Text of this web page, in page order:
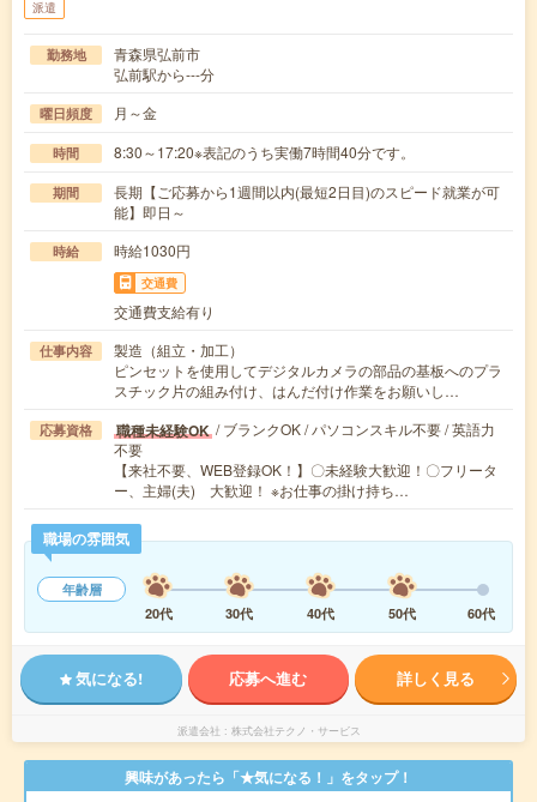
派遣
勤務地
青森県弘前市
弘前駅から---分
曜日頻度 月～金
時間 8:30～17:20※表記のうち実働7時間40分です。
期間
長期【ご応募から1週間以内(最短2日目)のスピード就業が可
能】即日～
時給 時給1030円
交通費
交通費支給有り
仕事内容
製造（組立・加工）
ピンセットを使用してデジタルカメラの部品の基板へのプラ
スチック片の組み付け、はんだ付け作業をお願いし…
応募資格 職種未経験OK / ブランクOK / パソコンスキル不要 / 英語力
不要
【来社不要、WEB登録OK！】〇未経験大歓迎！〇フリータ
ー、主婦(夫) 大歓迎！ ※お仕事の掛け持ち…
職場の雰囲気
年齢層
20代
30代 40代 50代 60代
気になる! 応募へ進む 詳しく見る
派遣会社 株式会社テクノ・サービス
興味があったら「★気になる！」をタップ！